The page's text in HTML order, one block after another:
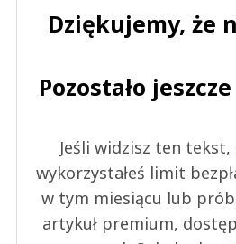
Dziękujemy, że
Pozostało
Jeśli widzisz ten tekst,
wykorzystałeś limit
w tym miesiącu lub
artykuł premium,